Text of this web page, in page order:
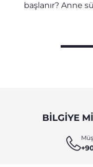
başlanır? Anne
BILGIYE